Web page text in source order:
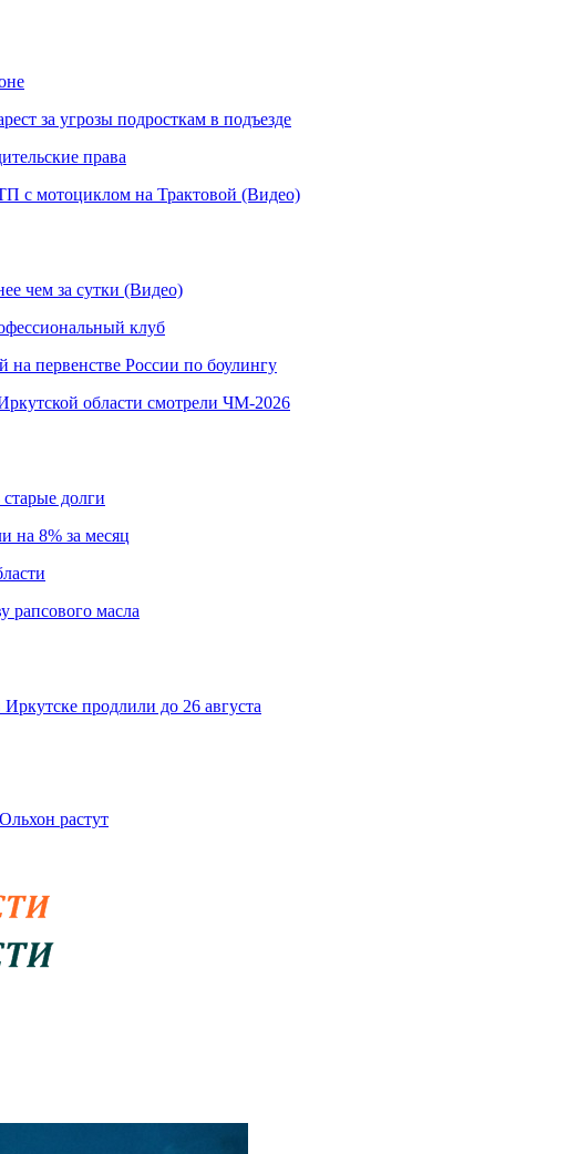
за угрозы подросткам в подъезде
права
с мотоциклом на Трактовой (Видео)
чем за сутки (Видео)
клуб
на первенстве России по боулингу
области смотрели ЧМ-2026
долги
на 8% за месяц
рапсового масла
продлили до 26 августа
растут